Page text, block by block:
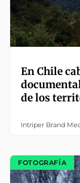
En Chile
de los
Intriper Brand
FOTOGRAFÍA